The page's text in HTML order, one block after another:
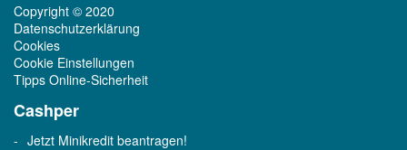
Copyright © 2020
Datenschutzerklärung
Cookies
Cookie Einstellungen
Tipps Online-Sicherheit
Cashper
Jetzt Minikredit beantragen!